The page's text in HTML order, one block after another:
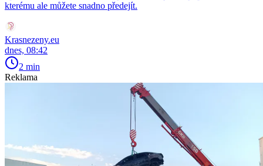
kterému ale můžete snadno předejít.
Krasnezeny.eu
dnes, 08:42
2 min
Reklama